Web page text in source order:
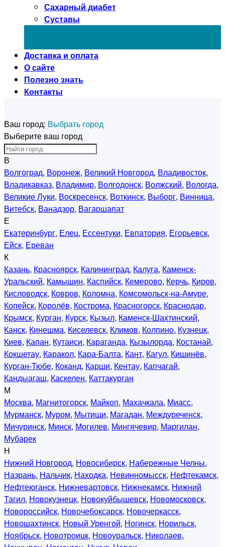
Сахарный диабет
Суставы
Доставка и оплата
О сайте
Полезно знать
Контакты
Ваш город: Выбрать город
Выберите ваш город
В
Волгоград, Воронеж, Великий Новгород, Владивосток,
Владикавказ, Владимир, Волгодонск, Волжский, Вологда,
Великие Луки, Воскресенск, Воткинск, Выборг, Винница,
Витебск, Ванадзор, Вагаршапат
Е
Екатеринбург, Елец, Ессентуки, Евпатория, Егорьевск,
Ейск, Ереван
К
Казань, Красноярск, Калининград, Калуга, Каменск-
Уральский, Камышин, Каспийск, Кемерово, Керчь, Киров,
Кисловодск, Ковров, Коломна, Комсомольск-на-Амуре,
Копейск, Королёв, Кострома, Красногорск, Краснодар,
Крымск, Курган, Курск, Кызыл, Каменск-Шахтинский,
Канск, Кинешма, Киселевск, Климов, Колпино, Кузнецк,
Киев, Капан, Кутаиси, Караганда, Кызылорда, Костанай,
Кокшетау, Каракол, Кара-Балта, Кант, Кагул, Кишинёв,
Курган-Тюбе, Коканд, Карши, Кентау, Капчагай,
Кандыагаш, Каскелен, Каттакурган
М
Москва, Магнитогорск, Майкоп, Махачкала, Миасс,
Мурманск, Муром, Мытищи, Магадан, Междуреченск,
Мичуринск, Минск, Могилев, Мингячевир, Маргилан,
Мубарек
Н
Нижний Новгород, Новосибирск, Набережные Челны,
Назрань, Нальчик, Находка, Невинномысск, Нефтекамск,
Нефтеюганск, Нижневартовск, Нижнекамск, Нижний
Тагил, Новокузнецк, Новокуйбышевск, Новомосковск,
Новороссийск, Новочебоксарск, Новочеркасск,
Новошахтинск, Новый Уренгой, Ногинск, Норильск,
Ноябрьск, Новотроицк, Новоуральск, Николаев,